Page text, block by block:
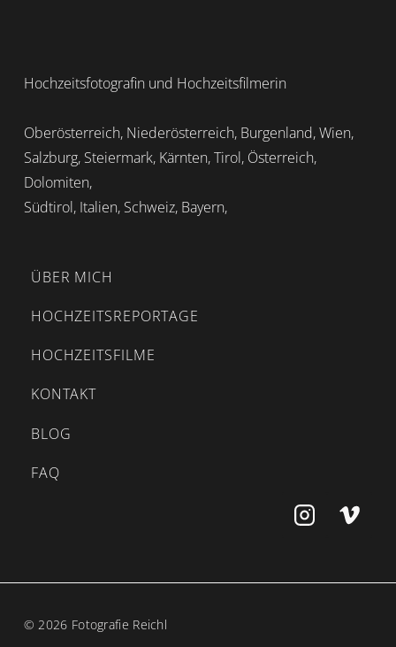
Hochzeitsfotografin und Hochzeitsfilmerin
Oberösterreich, Niederösterreich, Burgenland, Wien,
Salzburg, Steiermark, Kärnten, Tirol, Österreich,
Dolomiten,
Südtirol, Italien, Schweiz, Bayern,
ÜBER MICH
HOCHZEITSREPORTAGE
HOCHZEITSFILME
KONTAKT
BLOG
FAQ
© 2026 Fotografie Reichl